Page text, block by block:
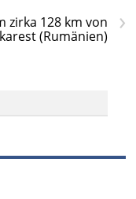
›
zirka 128 km von
(Rumänien)